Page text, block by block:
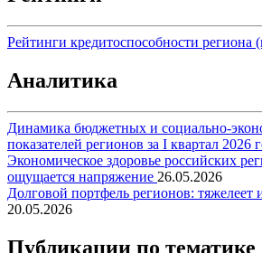
Рейтинги кредитоспособности региона
Аналитика
Динамика бюджетных и социально-
показателей регионов за I квартал 2026
Экономическое здоровье российских
ощущается напряжение 26.05.2026
Долговой портфель регионов: тяжелеет
20.05.2026
Публикации по тематике